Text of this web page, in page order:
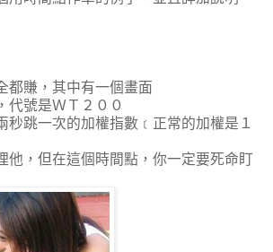
都賺，其中有一個畫面
，代號是ＷＴ２００
秒跳一次的加權指數﹝正常的加權是１
他，但在這個時間點，你一定要死命盯